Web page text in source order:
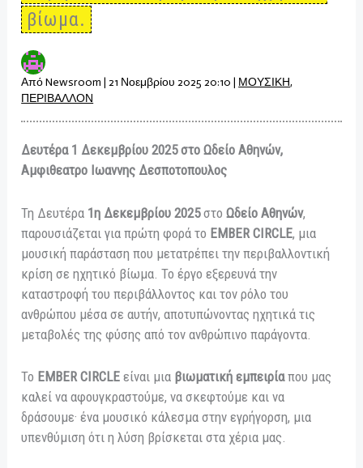
βίωμα.
ΑπόNewsroom|21 Νοεμβρίου 2025 20:10| ΜΟΥΣΙΚΗ,
ΠΕΡΙΒΑΛΛΟΝ
Δευτέρα 1 Δεκεμβρίου 2025 στο Ωδείο Αθηνών,
Αμφιθεατρο Ιωαννης Δεσποτοπουλος
Τη Δευτέρα 1η Δεκεμβρίου 2025στοΩδείο Αθηνών,
παρουσιάζεται για πρώτη φορά το EMBER CIRCLE, μια
μουσική παράσταση που μετατρέπει την περιβαλλοντική
κρίση σε ηχητικό βίωμα. Το έργο εξερευνά την
καταστροφή του περιβάλλοντος και τον ρόλο του
ανθρώπου μέσα σε αυτήν, αποτυπώνοντας ηχητικά τις
μεταβολές της φύσης από τον ανθρώπινο παράγοντα.
Το EMBER CIRCLE είναι μια βιωματική εμπειρίαπου μας
καλεί να αφουγκραστούμε, να σκεφτούμε και να
δράσουμε· ένα μουσικό κάλεσμα στην εγρήγορση, μια
υπενθύμιση ότι η λύση βρίσκεται στα χέρια μας.